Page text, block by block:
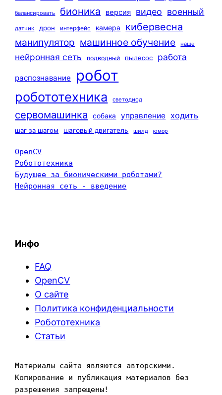
балансировать бионика версия видео военный
датчик дрон интерфейс камера кибервесна
манипулятор машинное обучение наше
нейронная сеть подводный пылесос работа
распознавание робот
робототехника светодиод
сервомашинка собака управление ходить
шаг за шагом шаговый двигатель шилд юмор
OpenCV
Робототехника
Будущее за бионическими роботами?
Нейронная сеть - введение
Инфо
FAQ
OpenCV
О сайте
Политика конфиденциальности
Робототехника
Статьи
Материалы сайта являются авторскими.
Копирование и публикация материалов без
разрешения запрещены!